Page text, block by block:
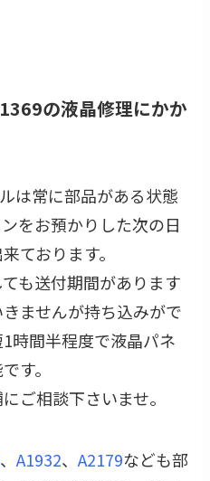
の液晶修理にかか
は常に部品がある状態
をお預かりした次の日
ております。
も送付期間があります
ませんが持ち込みがで
時間半程度で液晶パネ
す。
ご相談下さいませ。
、A1932、A2179なども部